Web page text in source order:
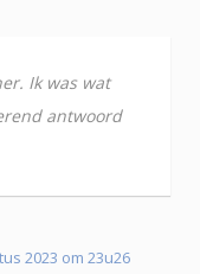
Ik was wat
antwoord
2023 om 23u26